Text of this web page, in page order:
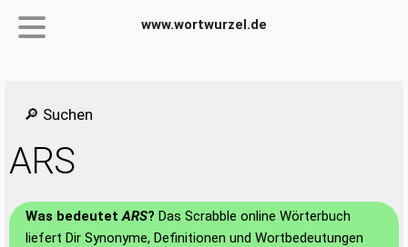
www.wortwurzel.de
🔎 Suchen
ARS
Was bedeutetARS? Das Scrabble online Wörterbuch
liefert Dir Synonyme, Definitionen und Wortbedeutungen